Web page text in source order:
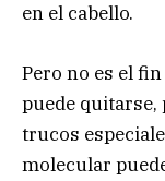
en el cabello.
Pero no es el
puede
trucos
molecular